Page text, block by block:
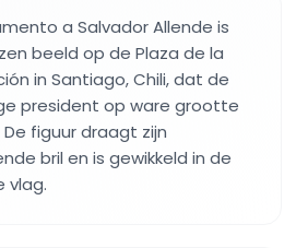
a Salvador Allende is
beeld op de Plaza de la
in Santiago, Chili, dat de
president op ware grootte
figuur draagt zijn
bril en is gewikkeld in de
vlag.